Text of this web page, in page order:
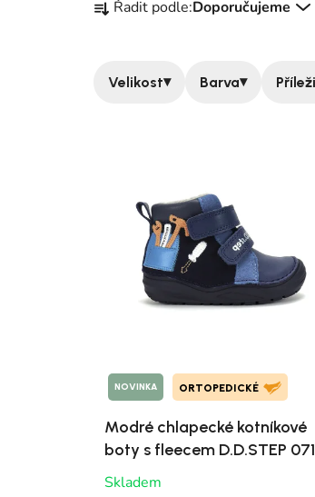
Řadit podle:Doporučujeme
Velikost▾ Barva▾
NOVINKA ORTOPEDICKÉ
Modré chlapecké kotníkové
boty s fleecem D.D.STEP
62646B
Skladem